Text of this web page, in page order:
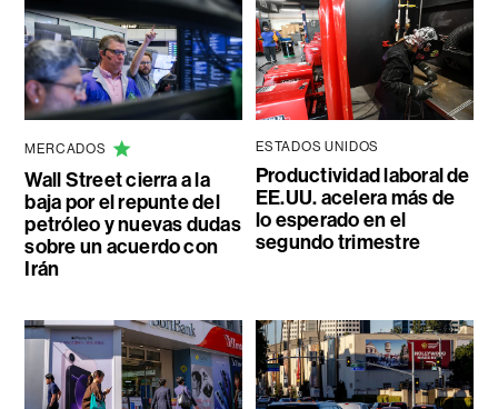
MERCADOS
Wall Street cierra a la
baja por el repunte del
petróleo y nuevas dudas
sobre un acuerdo con
Irán
ESTADOS UNIDOS
Productividad laboral de
EE.UU. acelera más de
lo esperado en el
segundo trimestre